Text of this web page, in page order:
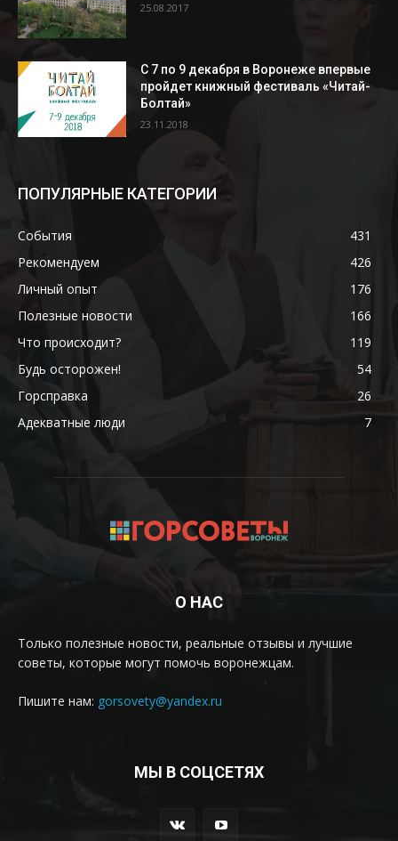
25.08.2017
С 7 по 9 декабря в Воронеже впервые
пройдет книжный фестиваль «Читай-
Болтай»
23.11.2018
ПОПУЛЯРНЫЕ КАТЕГОРИИ
События
431
Рекомендуем
426
Личный опыт
176
Полезные новости
166
Что происходит?
119
Будь осторожен!
54
Горсправка
26
Адекватные люди
7
О НАС
Только полезные новости, реальные отзывы и лучшие
советы, которые могут помочь воронежцам.
Пишите нам: gorsovety@yandex.ru
МЫ В СОЦСЕТЯХ